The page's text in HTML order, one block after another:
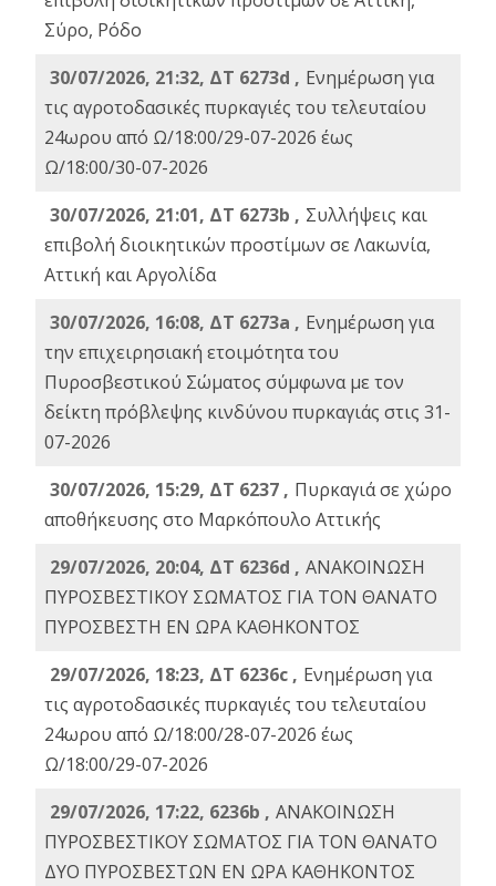
Σύρο, Ρόδο
30/07/2026, 21:32, ΔΤ 6273d , Ενημέρωση για
τις αγροτοδασικές πυρκαγιές του τελευταίου
24ωρου από Ω/18:00/29-07-2026 έως
Ω/18:00/30-07-2026
30/07/2026, 21:01, ΔΤ 6273b , Συλλήψεις και
επιβολή διοικητικών προστίμων σε Λακωνία,
Αττική και Αργολίδα
30/07/2026, 16:08, ΔΤ 6273a , Ενημέρωση για
την επιχειρησιακή ετοιμότητα του
Πυροσβεστικού Σώματος σύμφωνα με τον
δείκτη πρόβλεψης κινδύνου πυρκαγιάς στις 31-
07-2026
30/07/2026, 15:29, ΔΤ 6237 , Πυρκαγιά σε χώρο
αποθήκευσης στο Μαρκόπουλο Αττικής
29/07/2026, 20:04, ΔΤ 6236d , ΑΝΑΚΟΙΝΩΣΗ
ΠΥΡΟΣΒΕΣΤΙΚΟΥ ΣΩΜΑΤΟΣ ΓΙΑ ΤΟΝ ΘΑΝΑΤΟ
ΠΥΡΟΣΒΕΣΤΗ ΕΝ ΩΡΑ ΚΑΘΗΚΟΝΤΟΣ
29/07/2026, 18:23, ΔΤ 6236c , Ενημέρωση για
τις αγροτοδασικές πυρκαγιές του τελευταίου
24ωρου από Ω/18:00/28-07-2026 έως
Ω/18:00/29-07-2026
29/07/2026, 17:22, 6236b , ΑΝΑΚΟΙΝΩΣΗ
ΠΥΡΟΣΒΕΣΤΙΚΟΥ ΣΩΜΑΤΟΣ ΓΙΑ ΤΟΝ ΘΑΝΑΤΟ
ΔΥΟ ΠΥΡΟΣΒΕΣΤΩΝ ΕΝ ΩΡΑ ΚΑΘΗΚΟΝΤΟΣ